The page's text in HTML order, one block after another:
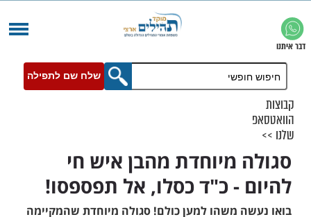
שלח שם לתפילה
מיוחדת מהבן איש חי